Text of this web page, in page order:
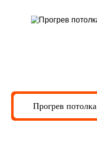
Прогрев потолка